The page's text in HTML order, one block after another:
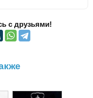
с друзьями!